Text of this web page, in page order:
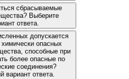
сбрасываемые
Выберите
ответа.
допускается
опасных
способные при
более опасные по
соединения?
вариант ответа.